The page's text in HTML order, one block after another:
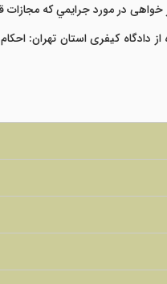
خواهی در مورد جرايمي که
دادگاه کيفری استان تهران: